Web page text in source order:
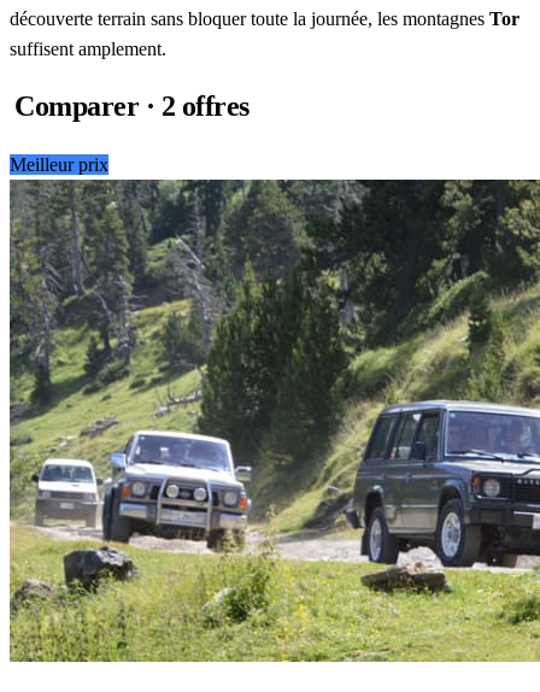
découverte terrain sans bloquer toute la journée, les montagnes Tor
suffisent amplement.
Comparer · 2 offres
Meilleur prix